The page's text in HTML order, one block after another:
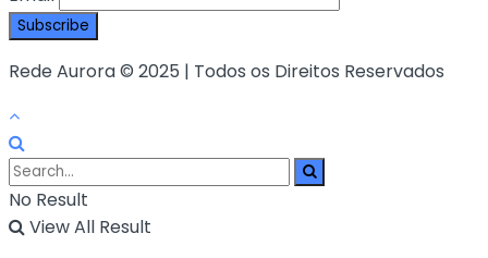
Rede Aurora © 2025 | Todos os Direitos Reservados
No Result
View All Result